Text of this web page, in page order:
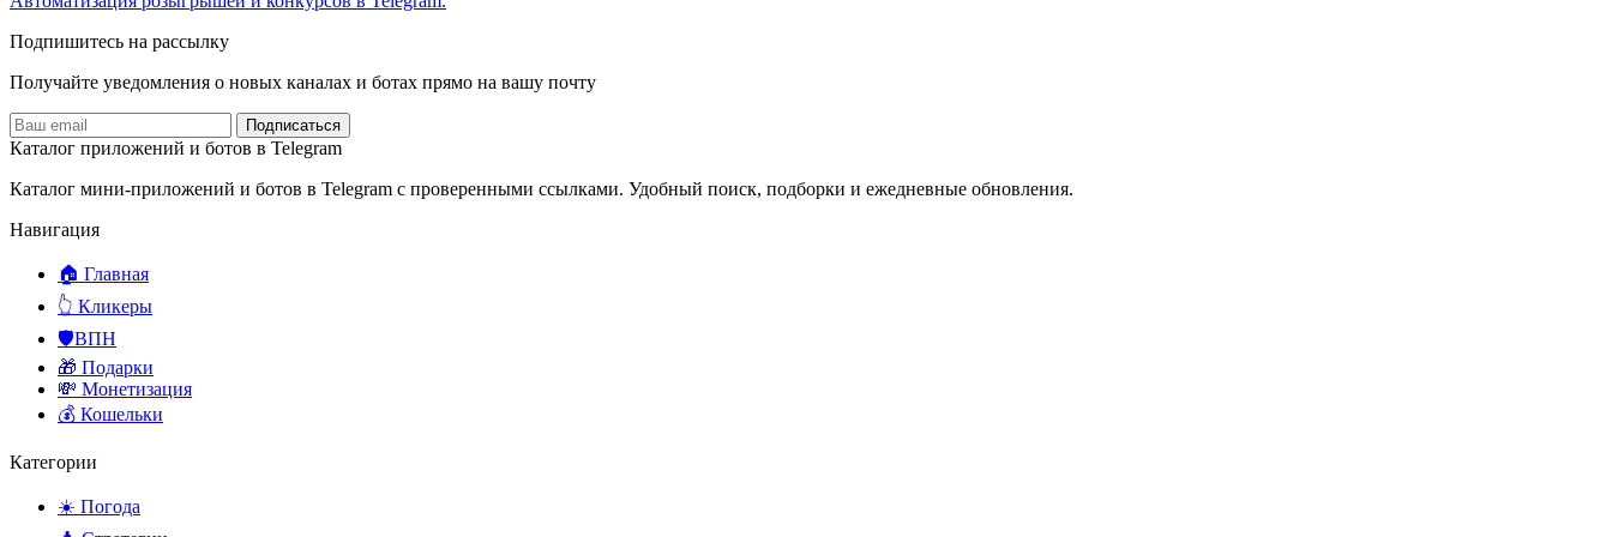
Подпишитесь на рассылку
Получайте уведомления о новых каналах и ботаx прямо на вашу почту
Подписаться
Каталог приложений и ботов в Telegram
Каталог мини-приложений и ботов в Telegram с проверенными ссылками. Удобный поиск, подборки и ежедневные обновления.
Навигация
🏠 Главная
👆 Кликеры
🛡️ВПН
🎁 Подарки
💸 Монетизация
💰 Кошельки
Категории
☀️ Погода